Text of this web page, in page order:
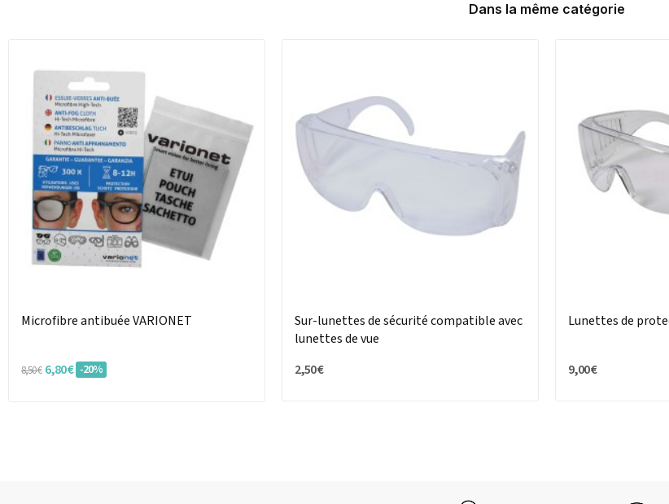
Dans la même catégorie
Microfibre antibuée VARIONET
8,50 € 6,80 € -20%
Sur-lunettes de sécurité compatible avec
lunettes de vue
2,50 €
Lunettes de
9,00 €